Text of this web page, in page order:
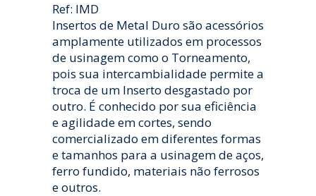
Ref: IMD
Insertos de Metal Duro são acessórios
amplamente utilizados em processos
de usinagem como o Torneamento,
pois sua intercambialidade permite a
troca de um Inserto desgastado por
outro. É conhecido por sua eficiência
e agilidade em cortes, sendo
comercializado em diferentes formas
e tamanhos para a usinagem de aços,
ferro fundido, materiais não ferrosos
e outros.